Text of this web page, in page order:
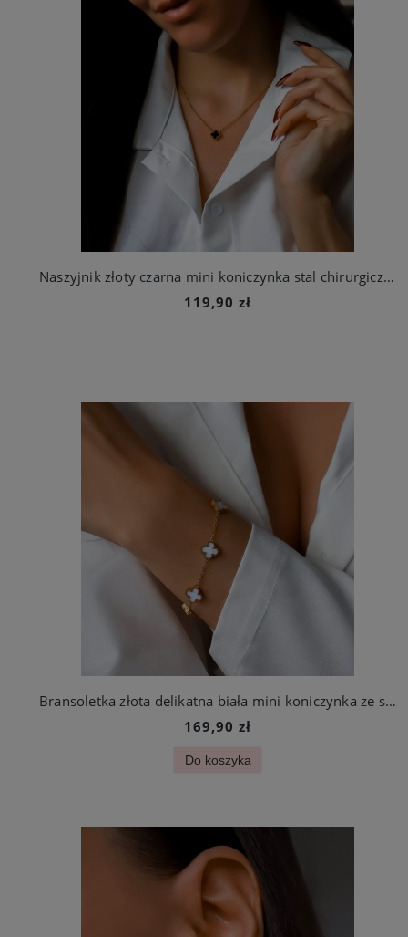
Naszyjnik złoty czarna mini koniczynka stal chirurgiczna
119,90 zł
Bransoletka złota delikatna biała mini koniczynka ze stali szlachetnej
169,90 zł
Do koszyka